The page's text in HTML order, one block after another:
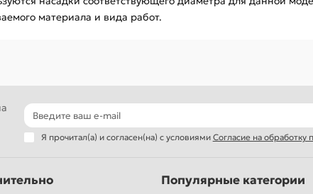
материала и вида работ.
Я прочитал(а) и согласен(на) с условиями Согласие на обработку
Популярные категории